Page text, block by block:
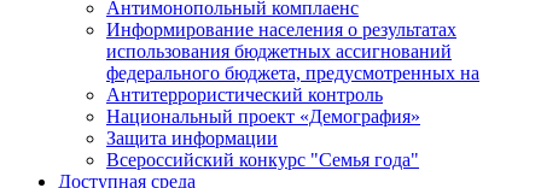
Антимонопольный комплаенс
Информирование населения о результатах
использования бюджетных ассигнований
федерального бюджета, предусмотренных на
Антитеррористический контроль
Национальный проект «Демография»
Защита информации
Всероссийский конкурс "Семья года"
Доступная среда